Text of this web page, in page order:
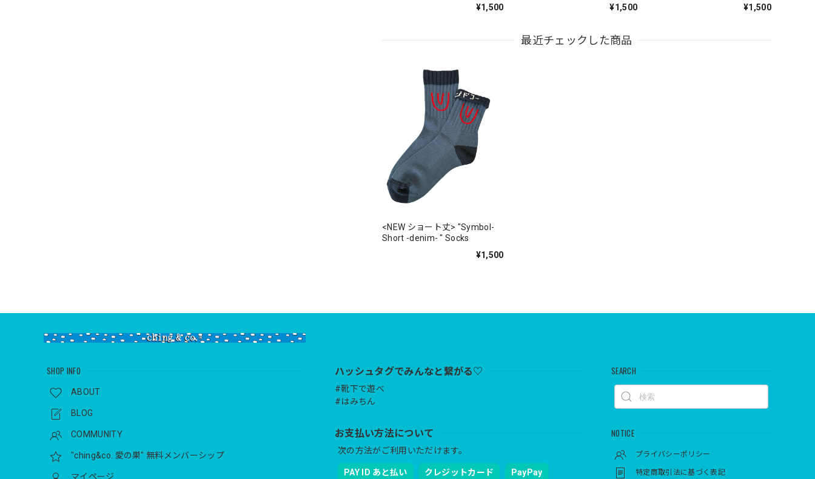
¥1,500
¥1,500
¥1,500
最近チェックした商品
<NEW ショート丈> "Symbol-
Short -denim- " Socks
¥1,500
SHOP INFO
ABOUT
BLOG
COMMUNITY
"ching&co. 愛の巣" 無料メンバーシップ
マイページ
ハッシュタグでみんなと繋がる♡
#靴下で遊べ
#はみちん
お支払い方法について
次の方法がご利用いただけます。
PAY ID あと払い クレジットカード PayPay
SEARCH
NOTICE
プライバシーポリシー
特定商取引法に基づく表記